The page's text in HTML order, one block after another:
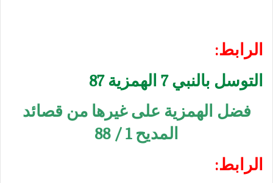
الرابط:
التوسل بالنبي 7 الهمزية 87
فضل الهمزية على غيرها من قصائد
المديح 1 / 88
الرابط: